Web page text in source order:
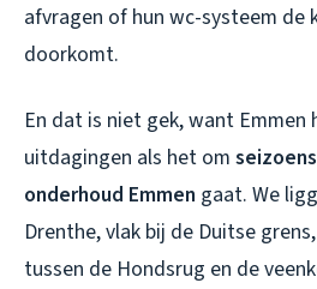
afvragen of hun wc-systeem de
doorkomt.
En dat is niet gek, want Emmen
uitdagingen als het om
onderhoud Emmen gaat. We
Drenthe, vlak bij de Duitse
tussen de Hondsrug en de